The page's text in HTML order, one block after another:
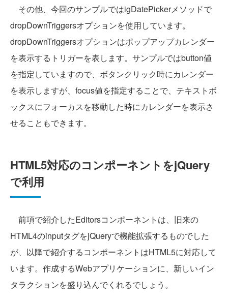
その他、今回のサンプルではigDatePickerメソッドで
dropDownTriggersオプションを使用しています。
dropDownTriggersオプションはポップアップカレンダー
を表示するトリガーを表します。サンプルではbutton値
を指定していますので、ボタンクリック時にカレンダー
を表示しますが、focus値を指定することで、テキストボ
ックスにフォーカスを移動した時にカレンダーを表示さ
せることもできます。
HTML5対応のコンポーネントをjQuery
で利用
前項で紹介したEditorsコンポーネントは、旧来の
HTML4のinputタグをjQueryで機能拡張するものでした
が、以降で紹介するコンポーネントはHTML5に対応して
います。作成するWebアプリケーションに、新しいイン
タラクションを盛り込んでくれるでしょう。